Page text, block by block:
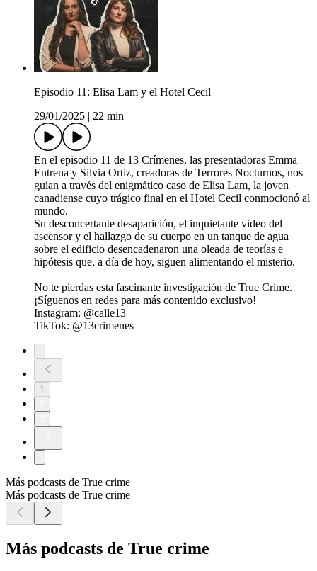
Episodio 11: Elisa Lam y el Hotel Cecil
29/01/2025
22 min
En el episodio 11 de 13 Crímenes, las presentadoras Emma
Entrena y Silvia Ortiz, creadoras de Terrores Nocturnos, nos
guían a través del enigmático caso de Elisa Lam, la joven
canadiense cuyo trágico final en el Hotel Cecil conmocionó al
mundo.
Su desconcertante desaparición, el inquietante video del
ascensor y el hallazgo de su cuerpo en un tanque de agua
sobre el edificio desencadenaron una oleada de teorías e
hipótesis que, a día de hoy, siguen alimentando el misterio.
No te pierdas esta fascinante investigación de True Crime.
¡Síguenos en redes para más contenido exclusivo!
Instagram: @calle13
TikTok: @13crimenes
1
Más podcasts de True crime
Más podcasts de True crime
Más podcasts de True crime